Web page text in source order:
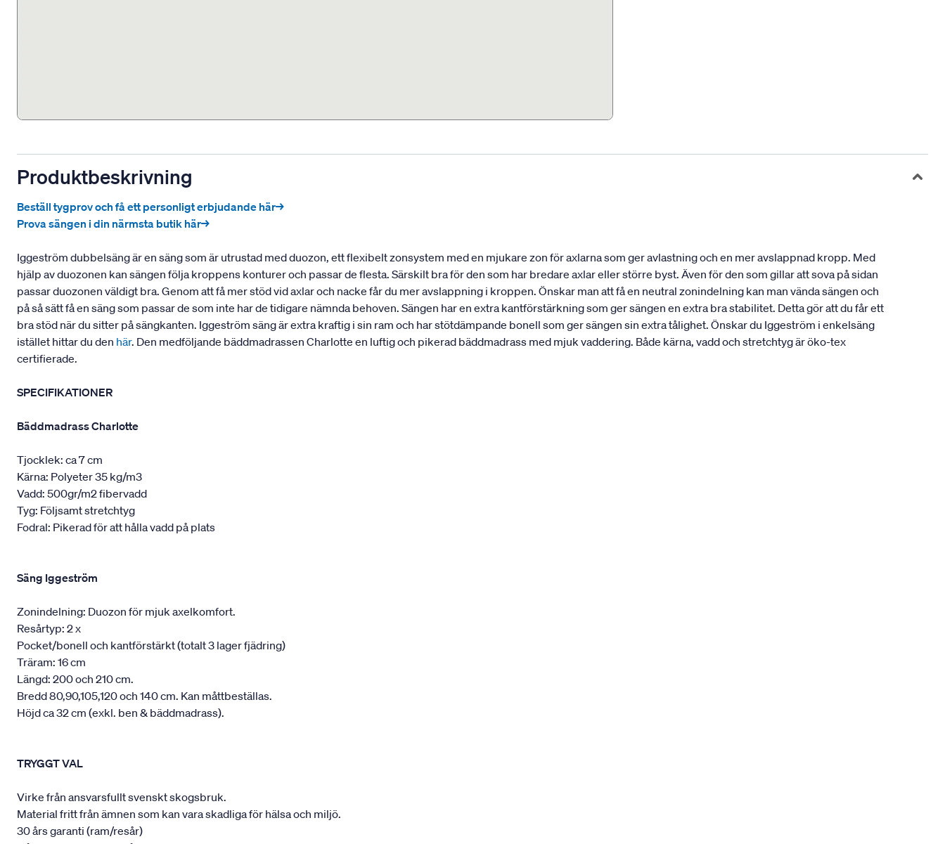
Produktbeskrivning
Beställ tygprov och få ett personligt erbjudande här→
Prova sängen i din närmsta butik här→
Iggeström dubbelsäng är en säng som är utrustad med duozon, ett flexibelt zonsystem med en mjukare zon för axlarna som ger avlastning och en mer avslappnad kropp. Med
hjälp av duozonen kan sängen följa kroppens konturer och passar de flesta. Särskilt bra för den som har bredare axlar eller större byst. Även för den som gillar att sova på sidan
passar duozonen väldigt bra. Genom att få mer stöd vid axlar och nacke får du mer avslappning i kroppen. Önskar man att få en neutral zonindelning kan man vända sängen och
på så sätt få en säng som passar de som inte har de tidigare nämnda behoven. Sängen har en extra kantförstärkning som ger sängen en extra bra stabilitet. Detta gör att du får ett
bra stöd när du sitter på sängkanten. Iggeström säng är extra kraftig i sin ram och har stötdämpande bonell som ger sängen sin extra tålighet. Önskar du Iggeström i enkelsäng
istället hittar du den här. Den medföljande bäddmadrassen Charlotte en luftig och pikerad bäddmadrass med mjuk vaddering. Både kärna, vadd och stretchtyg är öko-tex
certifierade.
SPECIFIKATIONER
Bäddmadrass Charlotte
Tjocklek: ca 7 cm
Kärna: Polyeter 35 kg/m3
Vadd: 500gr/m2 fibervadd
Tyg: Följsamt stretchtyg
Fodral: Pikerad för att hålla vadd på plats
Säng Iggeström
Zonindelning: Duozon för mjuk axelkomfort.
Resårtyp: 2 x
Pocket/bonell och kantförstärkt (totalt 3 lager fjädring)
Träram: 16 cm
Längd: 200 och 210 cm.
Bredd 80,90,105,120 och 140 cm. Kan måttbeställas.
Höjd ca 32 cm (exkl. ben & bäddmadrass).
TRYGGT VAL
Virke från ansvarsfullt svenskt skogsbruk.
Material fritt från ämnen som kan vara skadliga för hälsa och miljö.
30 års garanti (ram/resår)